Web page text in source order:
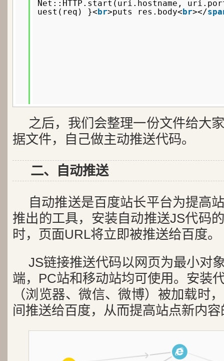
Net::HTTP.start(uri.hostname,
uest(req) }<br>puts res.body<br></
之后，我们会整理一份文件给大
据文件，自己做主动推送代码。
二、自动推送
自动推送是百度站长平台为提高
推出的工具，安装自动推送JS代码
时，页面URL将立即被推送给百度。
JS链接推送代码以网页为最小对
端，PC站和移动站均可使用。安装
（浏览器、微信、微博）被加载时
间推送给百度，从而提高站点新内